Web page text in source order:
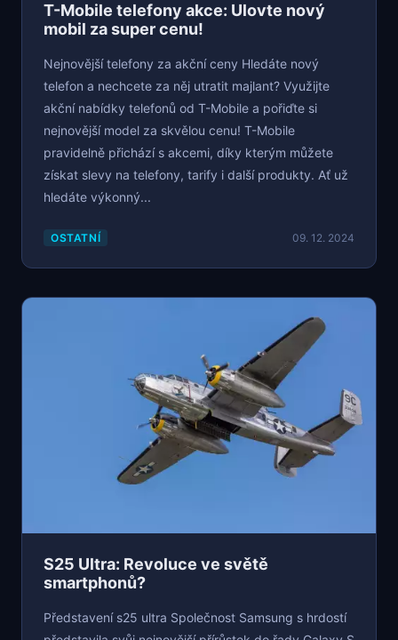
T-Mobile telefony akce: Ulovte nový
mobil za super cenu!
Nejnovější telefony za akční ceny Hledáte nový
telefon a nechcete za něj utratit majlant? Využijte
akční nabídky telefonů od T-Mobile a pořiďte si
nejnovější model za skvělou cenu! T-Mobile
pravidelně přichází s akcemi, díky kterým můžete
získat slevy na telefony, tarify i další produkty. Ať už
hledáte výkonný...
OSTATNÍ 09. 12. 2024
S25 Ultra: Revoluce ve světě
smartphonů?
Představení s25 ultra Společnost Samsung s hrdostí